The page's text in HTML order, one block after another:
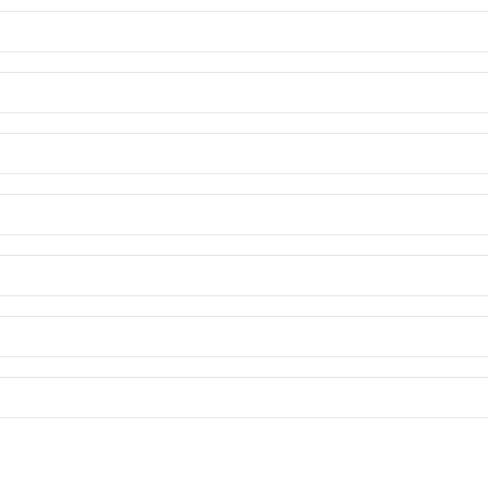
omini-ictus
blocco in uno dei vasi sanguigni dei polmoni)
uno dei seguenti disturbi (sintomi):
(diplopia)
nelle braccia o nelle gambe
dalla produzione, da parte del sistema di difesa
aggrediscono i tessuti sani del corpo.
anomali non è chiara, come non è chiaro il motivo
e ambientali possa esserne responsabile.
anomali che, invece di aggredire batteri e virus,
superficie delle cellule del sangue e dei vasi
della sindrome antifosfolipidica (APS) per
dei risultati di specifici esami del sangue, della
indirizzerà il malato da uno specialista ematologo
riscontrati anticorpi antifosfolipidi, sarà
mira a ridurre il rischio di formazione di
antiaggreganti che agiscono interrompendo il processo
di anticoagulanti o di farmaci antipiastrinici ogni
di anticorpi antifosfolipidi anomali, senza che sia
dosaggio di antiaggreganti (aspirina a basse dosi).
venose profonde(TVP) oictus, gli anticoagulanti
sotto forma di iniezione sottocutanea. Può essere
può causare danni permanenti e mettere persino in
del flusso sanguigno ai reni
sanguigno a una parte del cervello. Può causare
venosa profondaagli arti inferiori può causare
cuore. Altra possibile complicazione è un danno cardiaco
pressione sanguigna alta nei polmoni (ipertensione
frequenza dell'APS nei maschi e nelle femmine. La
Nella APS pediatrica, il rapporto femmine/maschi è 1:1,
nei pazienti di sesso maschile rispetto a quelli di sesso
le possibili misure per ridurre il rischio di sviluppare dei
sono: